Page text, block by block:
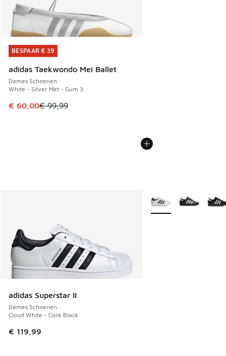
BESPAAR € 39
adidas Taekwondo Mei Ballet
Dames Schoenen
White - Silver Met - Gum 3
Dit artikel is in de uitverkoop. Dit artikel is in de
€ 60,00€ 99,99
BESPAAR € 39
adidas Superstar II
Dames Schoenen
Cloud White - Core Black
€ 119,99
Meer kleuren